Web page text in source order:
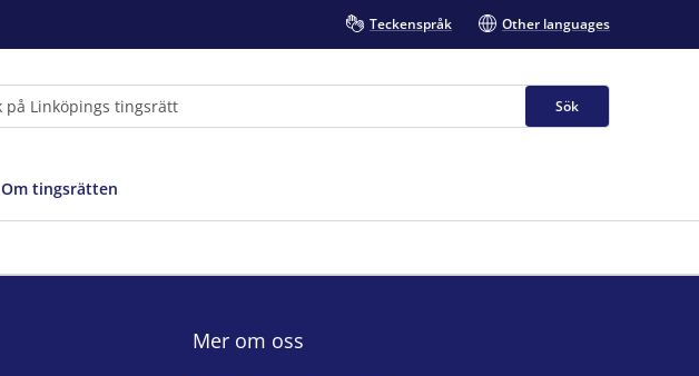
Teckenspråk Other languages
Sök
Om tingsrätten
Mer om oss